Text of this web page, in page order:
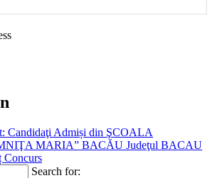
Candidaţi Admiși din ŞCOALA
MARIA” BACĂU Judeţul BACAU
Concurs
Search for: